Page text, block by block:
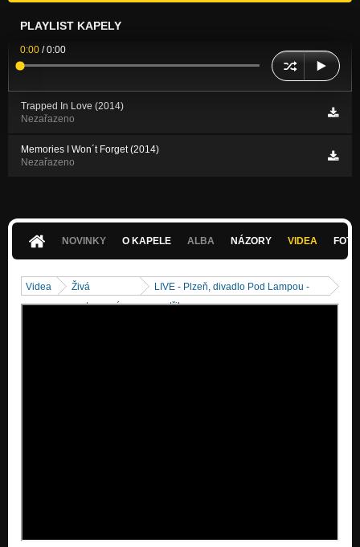
PLAYLIST KAPELY
0:00 /0:00
Trapped In Love (2014)
Nezařazeno
Memories I Won´t Forget (2014)
Nezařazeno
NOVINKY O KAPELE ALBA NÁZORY VIDEA
Videa
Živá
vystoupení
LIVE - Plzeň, divadlo Pod Lampou -
sestřih